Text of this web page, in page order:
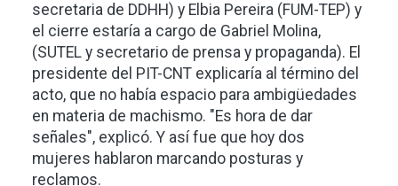
secretaria de DDHH) y Elbia Pereira (FUM-TEP) y
el cierre estaría a cargo de Gabriel Molina,
(SUTEL y secretario de prensa y propaganda). El
presidente del PIT-CNT explicaría al término del
acto, que no había espacio para ambigüedades
en materia de machismo. "Es hora de dar
señales", explicó. Y así fue que hoy dos
mujeres hablaron marcando posturas y
reclamos.